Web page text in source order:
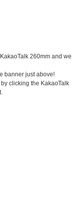
260mm and we
banner just above!
clicking the KakaoTalk